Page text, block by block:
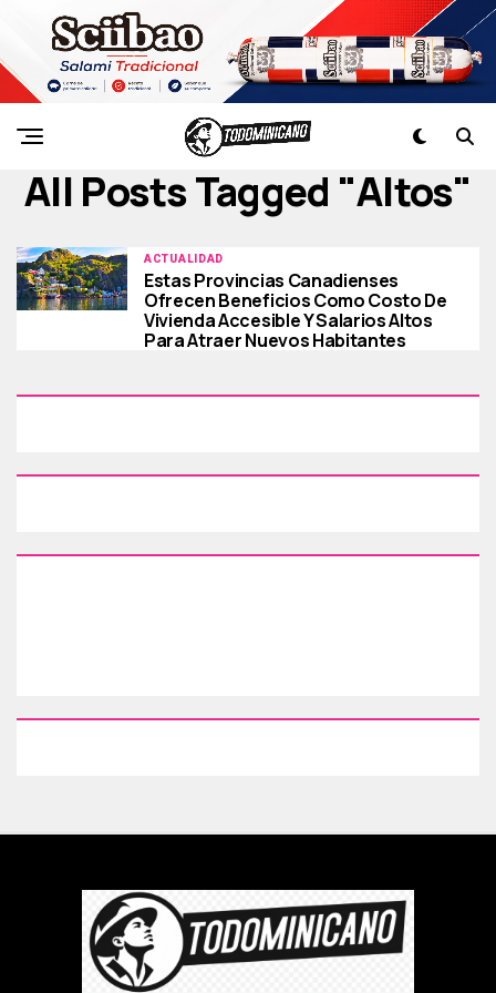
All Posts Tagged "altos"
ACTUALIDAD
Estas Provincias Canadienses
Ofrecen Beneficios Como Costo De
Vivienda Accesible Y Salarios Altos
Para Atraer Nuevos Habitantes